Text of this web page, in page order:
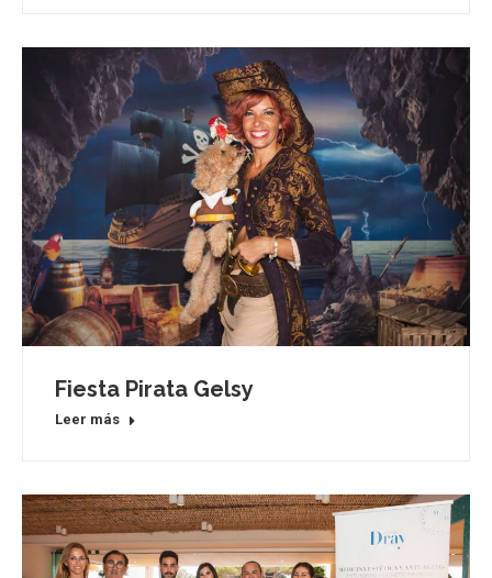
Fiesta Pirata Gelsy
Leer más